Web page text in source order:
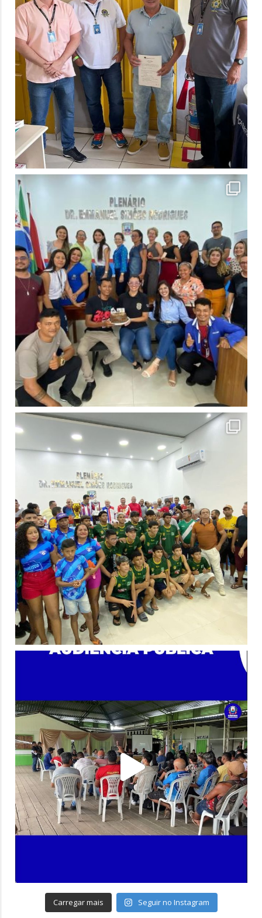
Carregar mais Seguir no Instagram